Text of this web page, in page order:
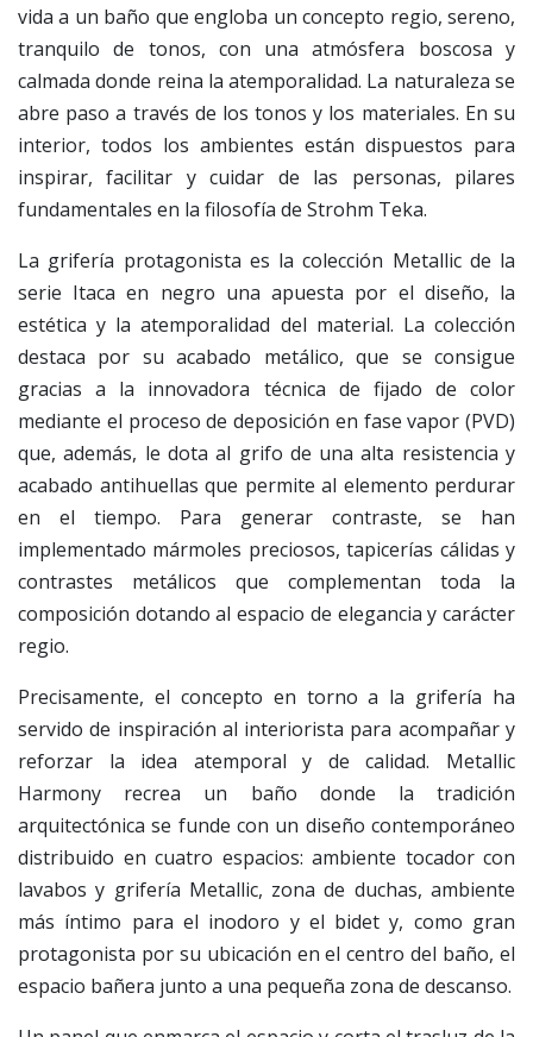
vida a un baño que engloba un concepto regio, sereno,
tranquilo de tonos, con una atmósfera boscosa y
calmada donde reina la atemporalidad. La naturaleza se
abre paso a través de los tonos y los materiales. En su
interior, todos los ambientes están dispuestos para
inspirar, facilitar y cuidar de las personas, pilares
fundamentales en la filosofía de Strohm Teka.
La grifería protagonista es la colección Metallic de la
serie Itaca en negro una apuesta por el diseño, la
estética y la atemporalidad del material. La colección
destaca por su acabado metálico, que se consigue
gracias a la innovadora técnica de fijado de color
mediante el proceso de deposición en fase vapor (PVD)
que, además, le dota al grifo de una alta resistencia y
acabado antihuellas que permite al elemento perdurar
en el tiempo. Para generar contraste, se han
implementado mármoles preciosos, tapicerías cálidas y
contrastes metálicos que complementan toda la
composición dotando al espacio de elegancia y carácter
regio.
Precisamente, el concepto en torno a la grifería ha
servido de inspiración al interiorista para acompañar y
reforzar la idea atemporal y de calidad. Metallic
Harmony recrea un baño donde la tradición
arquitectónica se funde con un diseño contemporáneo
distribuido en cuatro espacios: ambiente tocador con
lavabos y grifería Metallic, zona de duchas, ambiente
más íntimo para el inodoro y el bidet y, como gran
protagonista por su ubicación en el centro del baño, el
espacio bañera junto a una pequeña zona de descanso.